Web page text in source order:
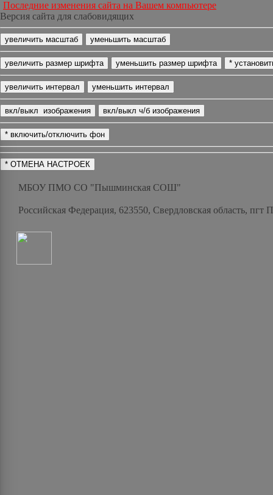
Последние изменения сайта на Вашем компьютере
Версия сайта для слабовидящих
МБОУ ПМО СО "Пышминская СОШ"
Российская Федерация, 623550, Свердловская область,